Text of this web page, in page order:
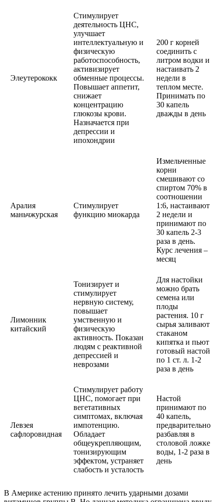
Элеутерококк
Стимулирует
деятельность ЦНС,
улучшает
интеллектуальную и
физическую
работоспособность,
активизирует
обменные процессы.
Повышает аппетит,
снижает
концентрацию
глюкозы крови.
Назначается при
депрессии и
ипохондрии
200 г корней
соединить с
литром водки и
настаивать 2
недели в
теплом месте.
Принимать по
30 капель
дважды в день
Аралия
маньчжурская
Стимулирует
функцию миокарда
Измельченные
корни
смешивают со
спиртом 70% в
соотношении
1:6, настаивают
2 недели и
принимают по
30 капель 2-3
раза в день.
Курс лечения –
месяц
Лимонник
китайский
Тонизирует и
стимулирует
нервную систему,
повышает
умственную и
физическую
активность. Показан
людям с реактивной
депрессией и
неврозами
Для настойки
можно брать
семена или
плоды
растения. 10 г
сырья заливают
стаканом
кипятка и пьют
готовый настой
по 1 ст. л. 1-2
раза в день
Левзея
сафлоровидная
Стимулирует работу
ЦНС, помогает при
вегетативных
симптомах, включая
импотенцию.
Обладает
общеукрепляющим,
тонизирующим
эффектом, устраняет
слабость и усталость
Настой
принимают по
40 капель,
предварительно
разбавляя в
столовой ложке
воды, 1-2 раза в
день
В Америке астению принято лечить ударными дозами